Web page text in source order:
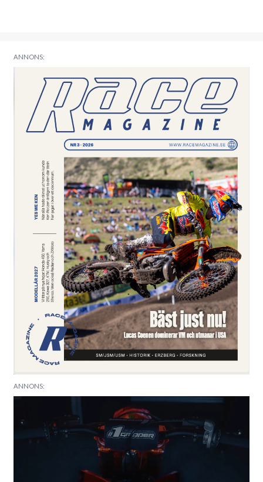
ANNONS:
ANNONS: